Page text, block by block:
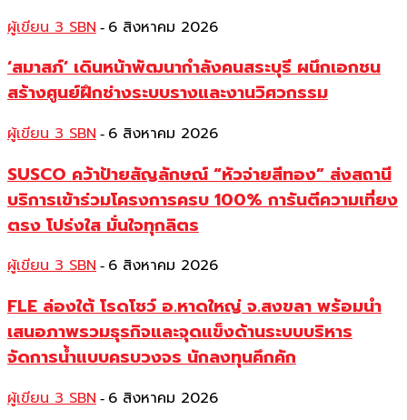
ผู้เขียน 3 SBN - 6 สิงหาคม 2026
‘สมาสภ์’ เดินหน้าพัฒนากำลังคนสระบุรี ผนึกเอกชน
สร้างศูนย์ฝึกช่างระบบรางและงานวิศวกรรม
ผู้เขียน 3 SBN - 6 สิงหาคม 2026
SUSCO คว้าป้ายสัญลักษณ์ “หัวจ่ายสีทอง” ส่งสถานี
บริการเข้าร่วมโครงการครบ 100% การันตีความเที่ยง
ตรง โปร่งใส มั่นใจทุกลิตร
ผู้เขียน 3 SBN - 6 สิงหาคม 2026
FLE ล่องใต้ โรดโชว์ อ.หาดใหญ่ จ.สงขลา พร้อมนำ
เสนอภาพรวมธุรกิจและจุดแข็งด้านระบบบริหาร
จัดการน้ำแบบครบวงจร นักลงทุนคึกคัก
ผู้เขียน 3 SBN - 6 สิงหาคม 2026